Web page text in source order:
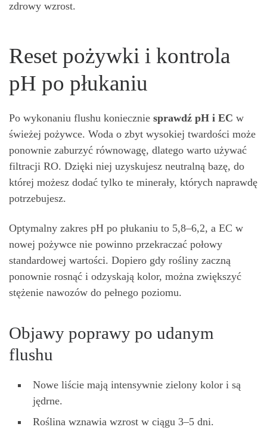
zdrowy wzrost.
Reset pożywki i kontrola
pH po płukaniu
Po wykonaniu flushu koniecznie sprawdź pH i EC w
świeżej pożywce. Woda o zbyt wysokiej twardości może
ponownie zaburzyć równowagę, dlatego warto używać
filtracji RO. Dzięki niej uzyskujesz neutralną bazę, do
której możesz dodać tylko te minerały, których naprawdę
potrzebujesz.
Optymalny zakres pH po płukaniu to 5,8–6,2, a EC w
nowej pożywce nie powinno przekraczać połowy
standardowej wartości. Dopiero gdy rośliny zaczną
ponownie rosnąć i odzyskają kolor, można zwiększyć
stężenie nawozów do pełnego poziomu.
Objawy poprawy po udanym
flushu
Nowe liście mają intensywnie zielony kolor i są
jędrne.
Roślina wznawia wzrost w ciągu 3–5 dni.